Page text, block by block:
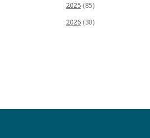
2025 (85)
2026 (30)